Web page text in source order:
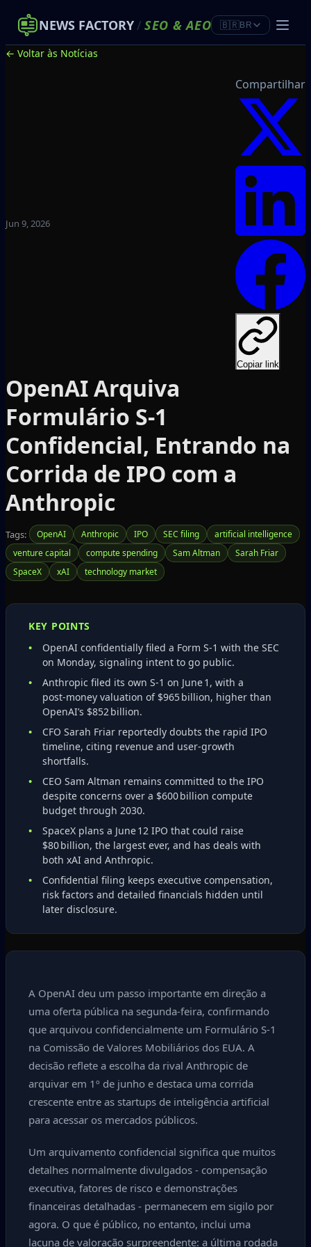
NEWS FACTORY/ SEO &AEO 🇧🇷BR
← Voltar às Notícias
Jun 9, 2026
Compartilhar
Copiar link
OpenAI Arquiva
Formulário S‑1
Confidencial, Entrando na
Corrida de IPO com a
Anthropic
Tags: OpenAI Anthropic IPO SEC filing
artificial intelligence
venture capital
compute spending Sam Altman
Sarah Friar
SpaceX
xAI technology market
KEY POINTS
OpenAI confidentially filed a Form S‑1 with the SEC
on Monday, signaling intent to go public.
Anthropic filed its own S‑1 on June 1, with a
post‑money valuation of $965 billion, higher than
OpenAI’s $852 billion.
CFO Sarah Friar reportedly doubts the rapid IPO
timeline, citing revenue and user‑growth
shortfalls.
CEO Sam Altman remains committed to the IPO
despite concerns over a $600 billion compute
budget through 2030.
SpaceX plans a June 12 IPO that could raise
$80 billion, the largest ever, and has deals with
both xAI and Anthropic.
Confidential filing keeps executive compensation,
risk factors and detailed financials hidden until
later disclosure.
A OpenAI deu um passo importante em direção a
uma oferta pública na segunda-feira, confirmando
que arquivou confidencialmente um Formulário S‑1
na Comissão de Valores Mobiliários dos EUA. A
decisão reflete a escolha da rival Anthropic de
arquivar em 1º de junho e destaca uma corrida
crescente entre as startups de inteligência artificial
para acessar os mercados públicos.
Um arquivamento confidencial significa que muitos
detalhes normalmente divulgados - compensação
executiva, fatores de risco e demonstrações
financeiras detalhadas - permanecem em sigilo por
agora. O que é público, no entanto, inclui uma
lacuna de valoração surpreendente: a última rodada